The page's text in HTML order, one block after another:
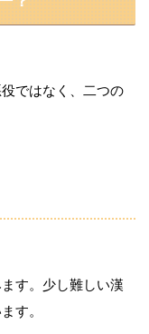
ではなく、二つの
す。少し難しい漢
す。